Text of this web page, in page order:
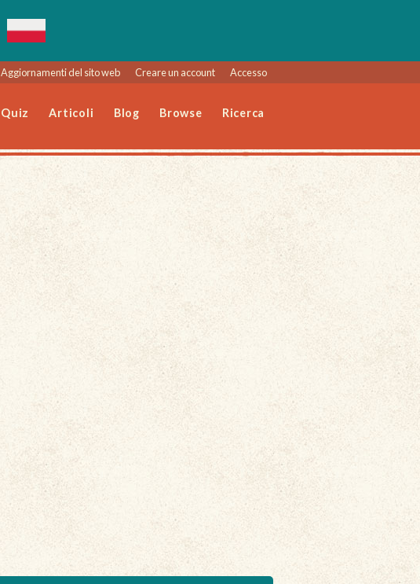
Aggiornamenti del sito web Creare un account Accesso
Quiz Articoli Blog Browse Ricerca